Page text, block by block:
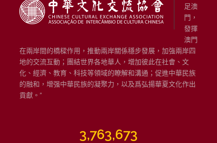
足澳
門，
發揮
澳門
在兩岸間的橋樑作用，推動兩岸關係穩步發展，加強兩岸四
地的交流互動；團結世界各地華人，增加彼此在社會、文
化、經濟、教育、科技等領域的瞭解和溝通；促進中華民族
的融和，增强中華民族的凝聚力，以及爲弘揚華夏文化作出
貢獻。”
3,763,673